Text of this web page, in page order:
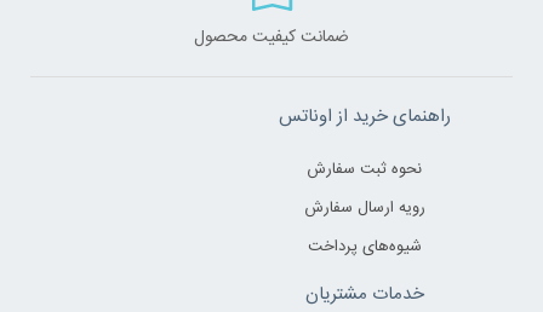
ضمانت کیفیت محصول
راهنمای خرید از اوناتس
نحوه ثبت سفارش
رویه ارسال سفارش
شیوه‌های پرداخت
خدمات مشتریان